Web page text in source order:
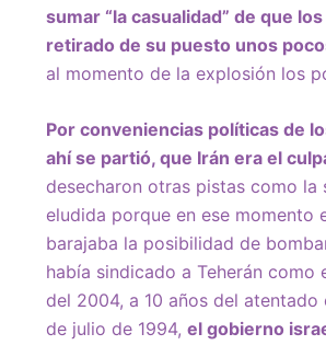
sumar “la casualidad” de que
retirado de su puesto unos
al momento de la explosión los
Por conveniencias políticas de
ahí se partió, que Irán era el
desecharon otras pistas como la
eludida porque en ese momento
barajaba la posibilidad de
había sindicado a Teherán
del 2004, a 10 años del
de julio de 1994, el gobierno